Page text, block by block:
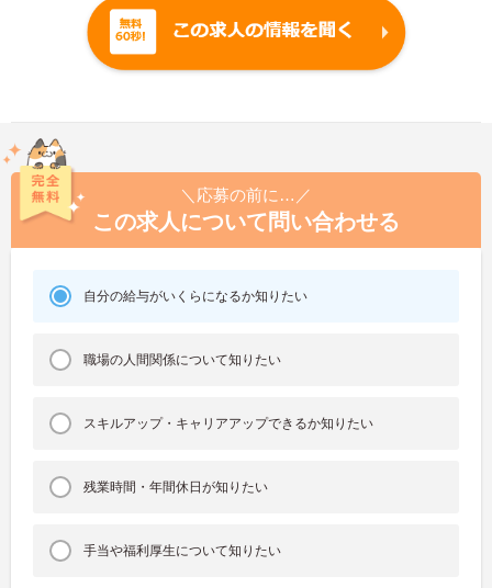
＼応募の前に…／
この求人について問い合わせる
自分の給与がいくらになるか知りたい
職場の人間関係について知りたい
スキルアップ・キャリアアップできるか知りたい
残業時間・年間休日が知りたい
手当や福利厚生について知りたい